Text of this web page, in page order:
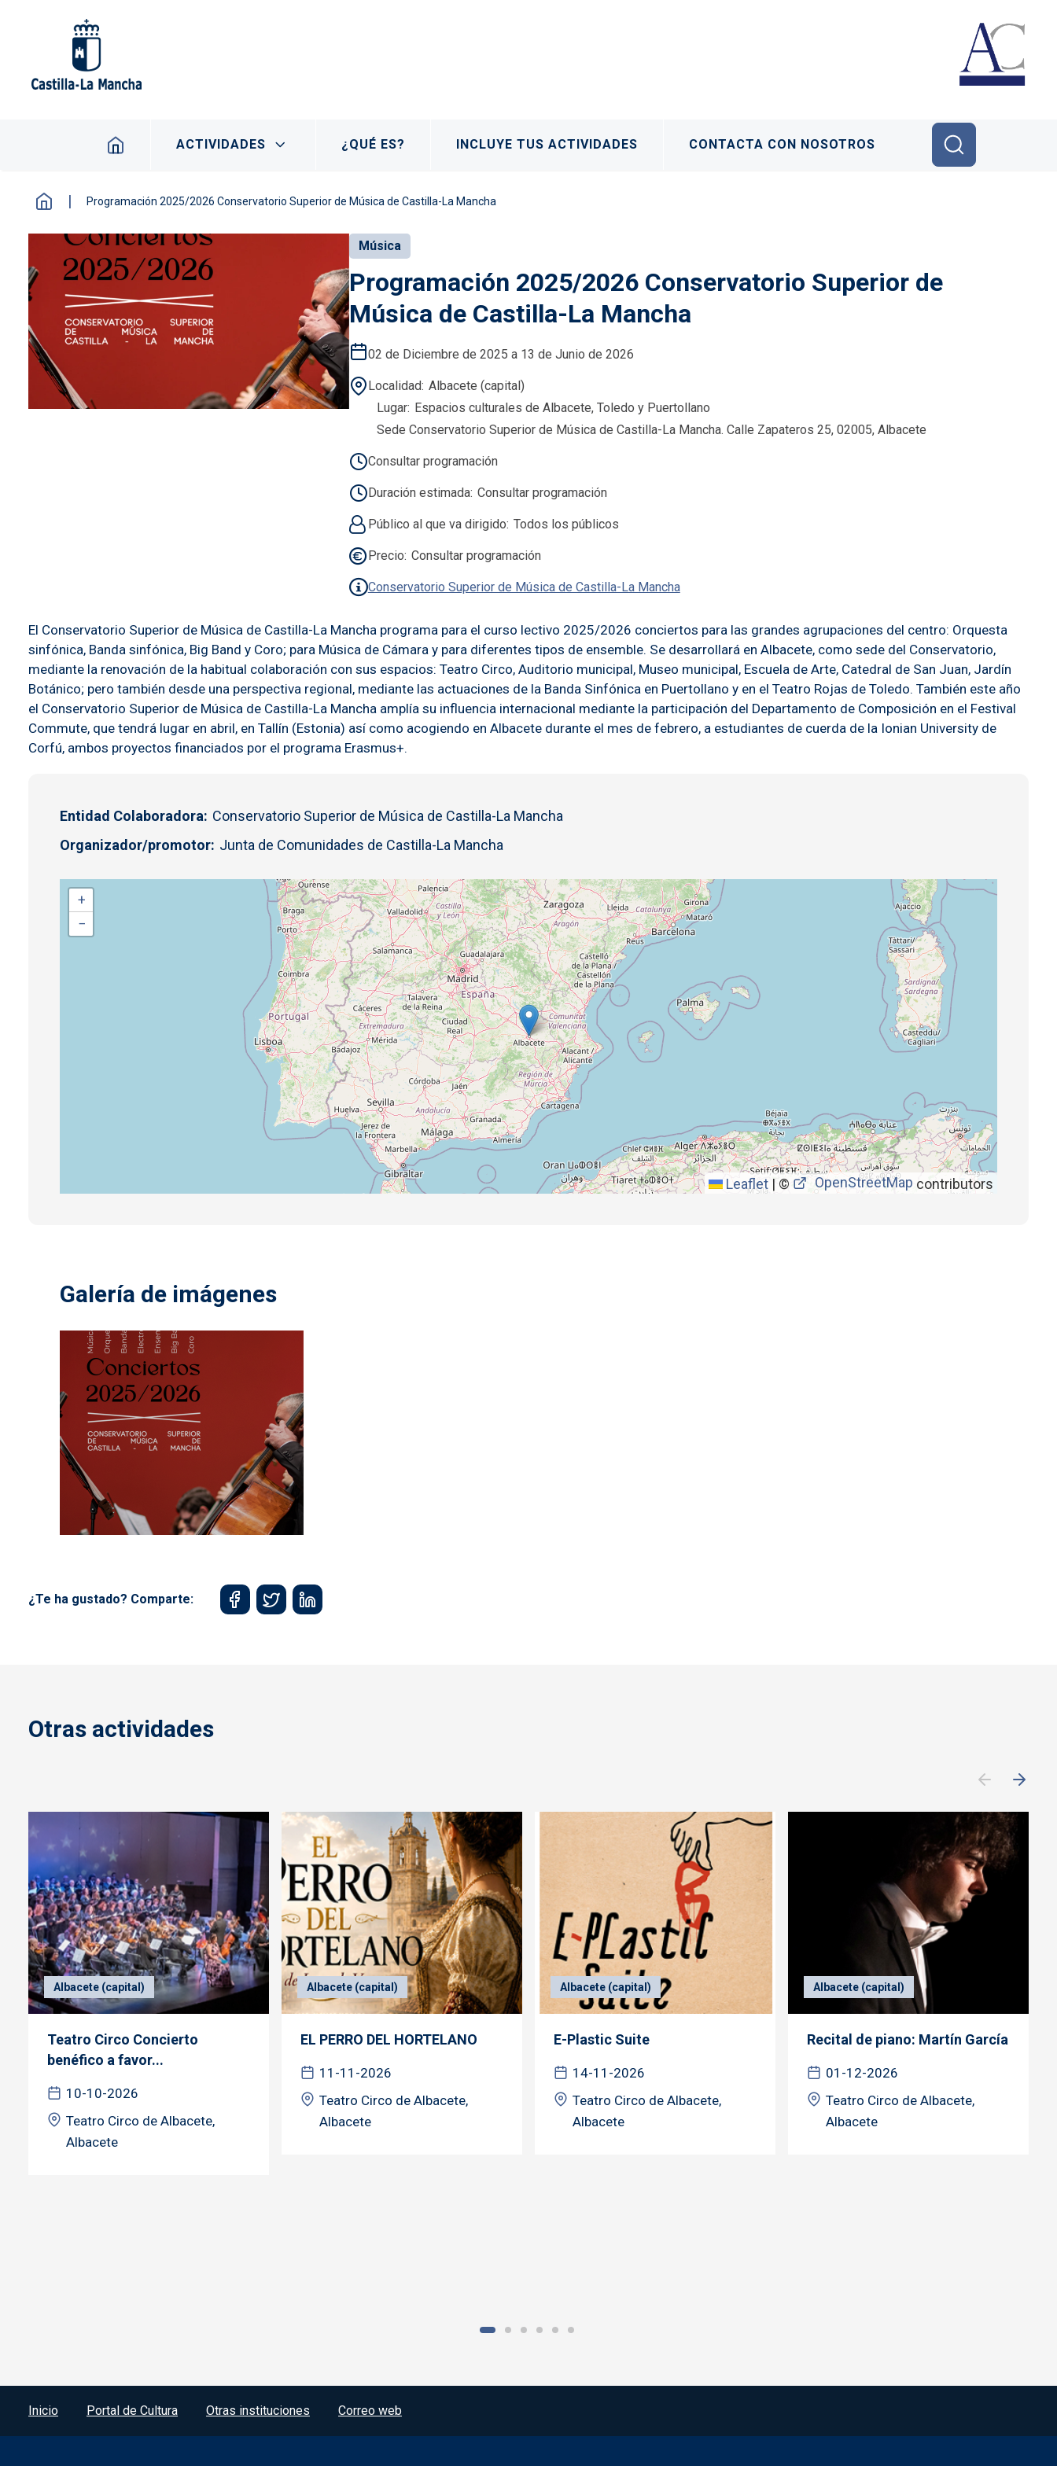
Navegación principal
ACTIVIDADES ¿QUÉ ES? INCLUYE TUS ACTIVIDADES CONTACTA CON NOSOTROS
Programación 2025/2026 Conservatorio Superior de Música de Castilla-La Mancha
Música
Programación 2025/2026 Conservatorio Superior de
Música de Castilla-La Mancha
02 de Diciembre de 2025 a 13 de Junio de 2026
Localidad Albacete (capital)
Lugar Espacios culturales de Albacete, Toledo y Puertollano
Sede Conservatorio Superior de Música de Castilla-La Mancha. Calle Zapateros 25, 02005, Albacete
Consultar programación
Duración estimada Consultar programación
Público al que va dirigido Todos los públicos
Precio Consultar programación
Conservatorio Superior de Música de Castilla-La Mancha
El Conservatorio Superior de Música de Castilla-La Mancha programa para el curso lectivo 2025/2026 conciertos para las grandes agrupaciones del centro: Orquesta
sinfónica, Banda sinfónica, Big Band y Coro; para Música de Cámara y para diferentes tipos de ensemble. Se desarrollará en Albacete, como sede del Conservatorio,
mediante la renovación de la habitual colaboración con sus espacios: Teatro Circo, Auditorio municipal, Museo municipal, Escuela de Arte, Catedral de San Juan, Jardín
Botánico; pero también desde una perspectiva regional, mediante las actuaciones de la Banda Sinfónica en Puertollano y en el Teatro Rojas de Toledo. También este año
el Conservatorio Superior de Música de Castilla-La Mancha amplía su influencia internacional mediante la participación del Departamento de Composición en el Festival
Commute, que tendrá lugar en abril, en Tallín (Estonia) así como acogiendo en Albacete durante el mes de febrero, a estudiantes de cuerda de la Ionian University de
Corfú, ambos proyectos financiados por el programa Erasmus+.
Entidad Colaboradora
Conservatorio Superior de Música de Castilla-La Mancha
Organizador/promotor Junta de Comunidades de Castilla-La Mancha
+
−
Leaflet | © OpenStreetMap contributors
Galería de imágenes
¿Te ha gustado? Comparte:
Otras actividades
Albacete (capital)
Teatro Circo Concierto
benéfico a favor...
10-10-2026
Teatro Circo de Albacete,
Albacete
Albacete (capital)
EL PERRO DEL HORTELANO
11-11-2026
Teatro Circo de Albacete,
Albacete
Albacete (capital)
E-Plastic Suite
14-11-2026
Teatro Circo de Albacete,
Albacete
Albacete (capital)
Recital de piano: Martín García
01-12-2026
Teatro Circo de Albacete,
Albacete
Menú del pie
Inicio Portal de Cultura Otras instituciones Correo web